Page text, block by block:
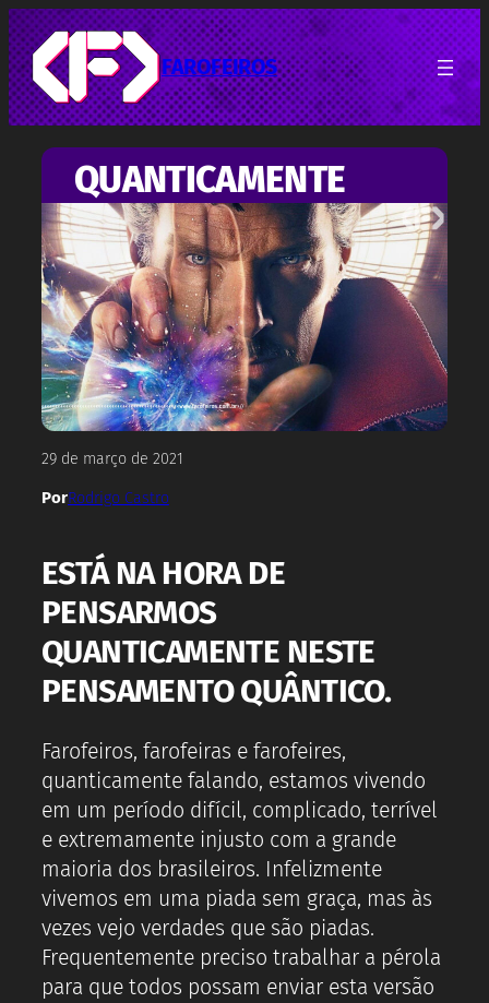
Pular
para
o
conteúdo
FAROFEIROS
QUANTICAMENTE
29 de março de 2021
PorRodrigo Castro
ESTÁ NA HORA DE
PENSARMOS
QUANTICAMENTE NESTE
PENSAMENTO QUÂNTICO.
Farofeiros, farofeiras e farofeires,
quanticamente falando, estamos vivendo
em um período difícil, complicado, terrível
e extremamente injusto com a grande
maioria dos brasileiros. Infelizmente
vivemos em uma piada sem graça, mas às
vezes vejo verdades que são piadas.
Frequentemente preciso trabalhar a pérola
para que todos possam enviar esta versão